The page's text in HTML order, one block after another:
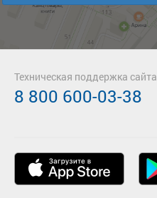
Техническая поддержка сайта
8 800 600-03-38